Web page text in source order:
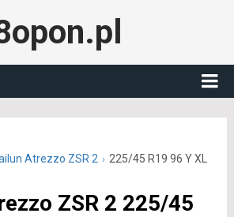
Atrezzo ZSR 2 225/45 R19 96 Y XL
ZSR 2 225/45